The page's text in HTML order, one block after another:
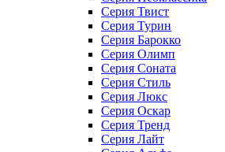
Серия Твист
Серия Турин
Серия Барокко
Серия Олимп
Серия Соната
Серия Стиль
Серия Люкс
Серия Оскар
Серия Тренд
Серия Лайт